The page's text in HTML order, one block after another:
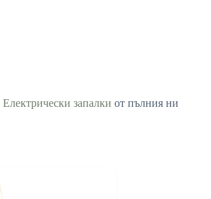
Електрически запалки от пълния ни